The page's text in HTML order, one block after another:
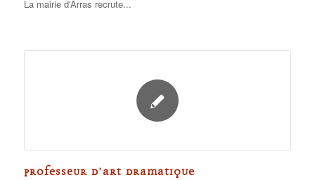
La mairie d'Arras recrute...
PROFESSEUR D’ART DRAMATIQUE